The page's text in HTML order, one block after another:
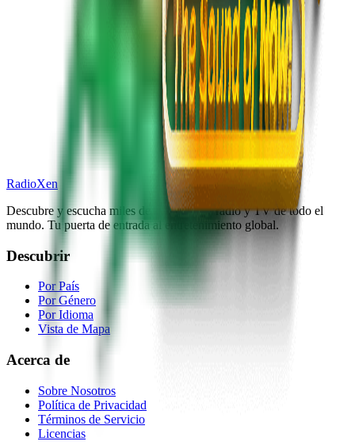
RadioXen
Descubre y escucha miles de emisoras de radio y TV de todo el
mundo. Tu puerta de entrada al entretenimiento global.
Descubrir
Por País
Por Género
Por Idioma
Vista de Mapa
Acerca de
Sobre Nosotros
Política de Privacidad
Términos de Servicio
Licencias